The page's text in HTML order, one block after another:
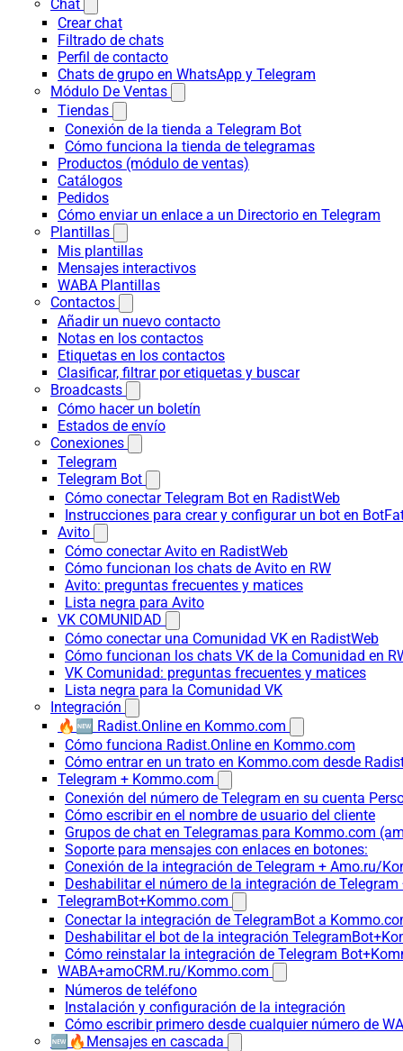
Chat
Crear chat
Filtrado de chats
Perfil de contacto
Chats de grupo en WhatsApp y Telegram
Módulo De Ventas
Tiendas
Conexión de la tienda a Telegram Bot
Cómo funciona la tienda de telegramas
Productos (módulo de ventas)
Catálogos
Pedidos
Cómo enviar un enlace a un Directorio en Telegram
Plantillas
Mis plantillas
Mensajes interactivos
WABA Plantillas
Contactos
Añadir un nuevo contacto
Notas en los contactos
Etiquetas en los contactos
Clasificar, filtrar por etiquetas y buscar
Broadcasts
Cómo hacer un boletín
Estados de envío
Conexiones
Telegram
Telegram Bot
Cómo conectar Telegram Bot en RadistWeb
Instrucciones para crear y configurar un bot en
Avito
Cómo conectar Avito en RadistWeb
Cómo funcionan los chats de Avito en RW
Avito: preguntas frecuentes y matices
Lista negra para Avito
VK COMUNIDAD
Cómo conectar una Comunidad VK en RadistWeb
Cómo funcionan los chats VK de la Comunidad en
VK Comunidad: preguntas frecuentes y matices
Lista negra para la Comunidad VK
Integración
🔥🆕 Radist.Online en Kommo.com
Cómo funciona Radist.Online en Kommo.com
Cómo entrar en un trato en Kommo.com desde
Telegram + Kommo.com
Conexión del número de Telegram en su cuenta
Cómo escribir en el nombre de usuario del cliente
Grupos de chat en Telegramas para Kommo.com
Soporte para mensajes con enlaces en botones:
Conexión de la integración de Telegram + Amo.ru/
Deshabilitar el número de la integración de
TelegramBot+Kommo.com
Conectar la integración de TelegramBot a
Deshabilitar el bot de la integración
Cómo reinstalar la integración de Telegram
WABA+amoCRM.ru/Kommo.com
Números de teléfono
Instalación y configuración de la integración
Cómo escribir primero desde cualquier número de
🆕🔥Mensajes en cascada